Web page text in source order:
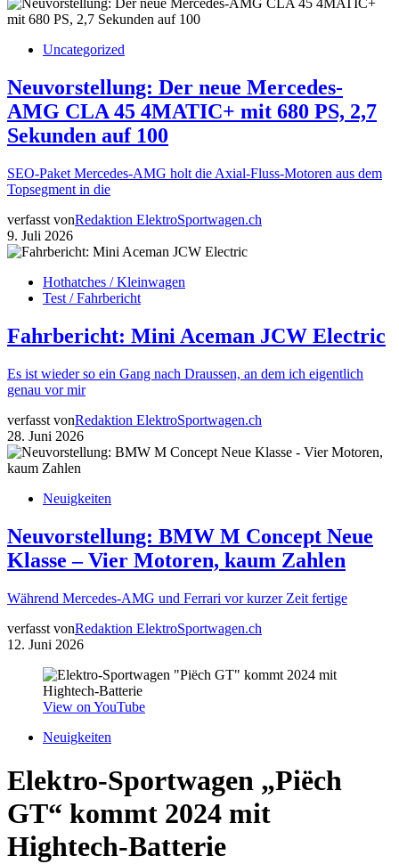
Uncategorized
Neuvorstellung: Der neue Mercedes-
AMG CLA 45 4MATIC+ mit 680 PS, 2,7
Sekunden auf 100
SEO-Paket Mercedes-AMG holt die Axial-Fluss-Motoren aus dem
Topsegment in die
verfasst vonRedaktion ElektroSportwagen.ch
9. Juli 2026
Hothatches / Kleinwagen
Test / Fahrbericht
Fahrbericht: Mini Aceman JCW Electric
Es ist wieder so ein Gang nach Draussen, an dem ich eigentlich
genau vor mir
verfasst vonRedaktion ElektroSportwagen.ch
28. Juni 2026
Neuigkeiten
Neuvorstellung: BMW M Concept Neue
Klasse – Vier Motoren, kaum Zahlen
Während Mercedes-AMG und Ferrari vor kurzer Zeit fertige
verfasst vonRedaktion ElektroSportwagen.ch
12. Juni 2026
View on YouTube
Neuigkeiten
Elektro-Sportwagen „Piëch
GT“ kommt 2024 mit
Hightech-Batterie